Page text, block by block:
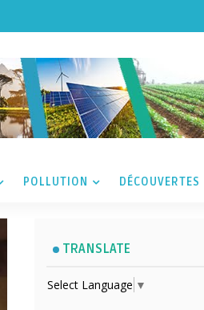
POLLUTION DÉCOUVERTES
TRANSLATE
Select Language ▼